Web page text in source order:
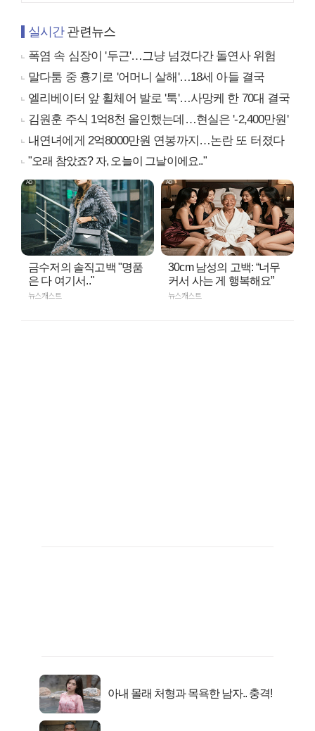
실시간관련뉴스
폭염 속 심장이 '두근'…그냥 넘겼다간 돌연사 위험
말다툼 중 흉기로 '어머니 살해'…18세 아들 결국
엘리베이터 앞 휠체어 발로 '툭'…사망케 한 70대 결국
김원훈 주식 1억8천 올인했는데…현실은 '-2,400만원'
내연녀에게 2억8000만원 연봉까지…논란 또 터졌다
"오래 참았죠? 자, 오늘이 그날이에요.."
금수저의 솔직고백 "명품
은 다 여기서.."
뉴스캐스트
30cm 남성의 고백: “너무
커서 사는 게 행복해요”
뉴스캐스트
아내 몰래 처형과 목욕한 남자.. 충격!